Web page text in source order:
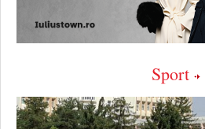
Sport